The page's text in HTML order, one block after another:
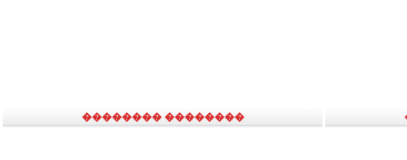
�������� ��������